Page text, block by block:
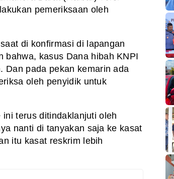
pemeriksaan oleh
di konfirmasi di lapangan
bahwa, kasus Dana hibah KNPI
Dan pada pekan kemarin ada
oleh penyidik untuk
terus ditindaklanjuti oleh
nanti di tanyakan saja ke kasat
itu kasat reskrim lebih